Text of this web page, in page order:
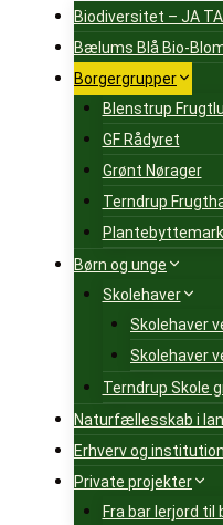
Biodiversitet – JA
Bælums Blå Bio-
Borgergrupper
Blenstrup
GF Rådyret
Grønt Nørager
Terndrup
Børn og unge
Skolehaver
Skolehaver
Skolehaver
Terndrup Skole
Naturfællesskab i
Erhverv og
Private projekter
Fra bar lerjord til